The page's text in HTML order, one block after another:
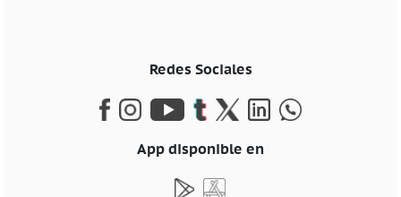
Redes Sociales
App disponible en